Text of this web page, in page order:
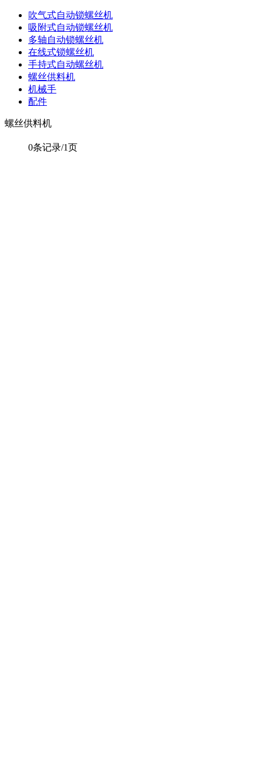
吹气式自动锁螺丝机
吸附式自动锁螺丝机
多轴自动锁螺丝机
在线式锁螺丝机
手持式自动螺丝机
螺丝供料机
机械手
配件
螺丝供料机
0条记录/1页